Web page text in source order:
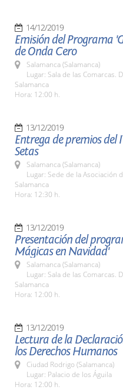
14/12/2019
Emisión del Programa
de Onda Cero
Salamanca (Salamanca)
Lugar: Sala de las Comarcas.
Salamanca
Hora: 12:00 h.
13/12/2019
Entrega de premios del
Setas
Salamanca (Salamanca)
Lugar: Sede de la Asociación
Salamanca
Hora: 12:30 h.
13/12/2019
Presentación del
Mágicas en Navidad'
Salamanca (Salamanca)
Lugar: Sala de las Comarcas.
Salamanca
Hora: 12:00 h.
13/12/2019
Lectura de la
los Derechos Humanos
Ciudad Rodrigo (Salamanca)
Lugar: Palacio de los Águila
Hora: 12:00 h.